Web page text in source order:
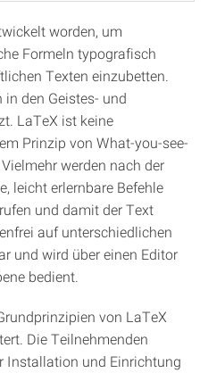
worden, um
Formeln typografisch
Texten einzubetten.
den Geistes- und
LaTeX ist keine
Prinzip von What-you-see-
werden nach der
leicht erlernbare Befehle
und damit der Text
auf unterschiedlichen
und wird über einen Editor
bedient.
von LaTeX
Die Teilnehmenden
Installation und Einrichtung